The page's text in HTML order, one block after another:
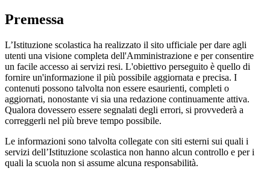
Premessa
L’Istituzione scolastica ha realizzato il sito ufficiale per dare agli
utenti una visione completa dell'Amministrazione e per consentire
un facile accesso ai servizi resi. L'obiettivo perseguito è quello di
fornire un'informazione il più possibile aggiornata e precisa. I
contenuti possono talvolta non essere esaurienti, completi o
aggiornati, nonostante vi sia una redazione continuamente attiva.
Qualora dovessero essere segnalati degli errori, si provvederà a
correggerli nel più breve tempo possibile.
Le informazioni sono talvolta collegate con siti esterni sui quali i
servizi dell’Istituzione scolastica non hanno alcun controllo e per i
quali la scuola non si assume alcuna responsabilità.